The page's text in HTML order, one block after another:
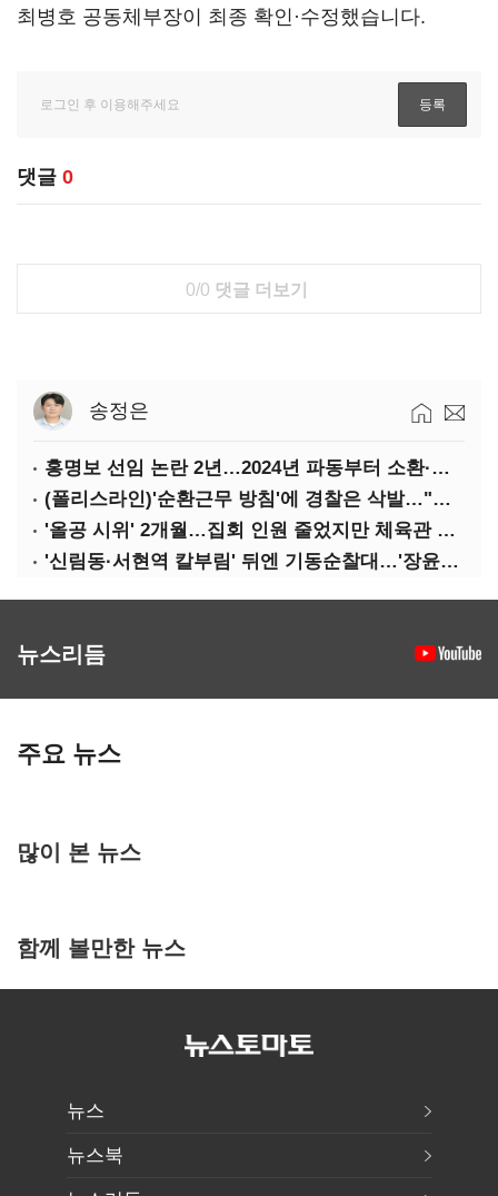
최병호 공동체부장이 최종 확인·수정했습니다.
댓글 0
0/0 댓글 더보기
송정은
홍명보 선임 논란 2년…2024년 파동부터 소환·압색까지
(폴리스라인)'순환근무 방침'에 경찰은 삭발…"베테랑·수사력 보강 먼저"
'올공 시위' 2개월…집회 인원 줄었지만 체육관 봉쇄 계속
'신림동·서현역 칼부림' 뒤엔 기동순찰대…'장윤기 은폐·조작' 후엔 내부비리수사대
뉴스리듬
주요 뉴스
많이 본 뉴스
함께 볼만한 뉴스
뉴스
뉴스북